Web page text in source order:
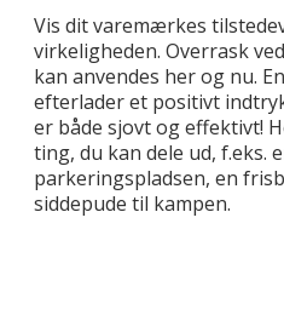
Vis dit varemærkes
virkeligheden. Overrask
kan anvendes her og nu.
efterlader et positivt
er både sjovt og effektivt!
ting, du kan dele ud, f.eks.
parkeringspladsen, en
siddepude til kampen.